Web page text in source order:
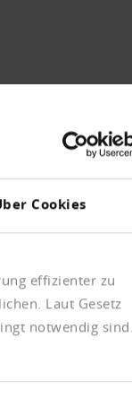
Cookies
effizienter zu
Laut Gesetz
notwendig sind.